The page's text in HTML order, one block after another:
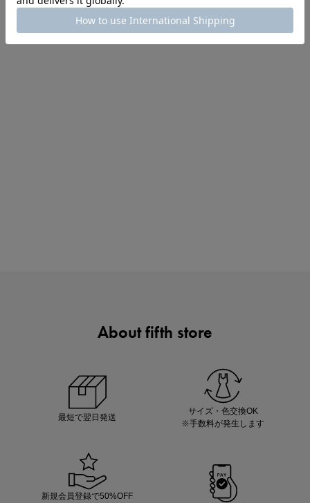
インスタライブ【8.7配信】
About fifth store
最短で翌日発送
サイズ・色交換OK
※手数料が発生します
新規会員登録で50%OFF